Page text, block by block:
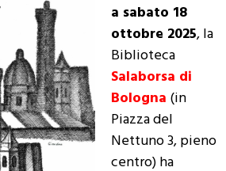
a sabato 18
ottobre 2025, la
Biblioteca
Salaborsa di
Bologna (in
Piazza del
Nettuno 3, pieno
centro) ha